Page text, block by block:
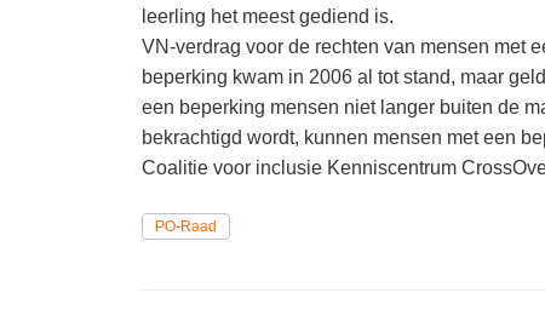
leerling het meest gediend is.
VN-verdrag voor de rechten van mensen met
beperking kwam in 2006 al tot stand, maar
een beperking mensen niet langer buiten de
bekrachtigd wordt, kunnen mensen met een
Coalitie voor inclusie Kenniscentrum
PO-Raad